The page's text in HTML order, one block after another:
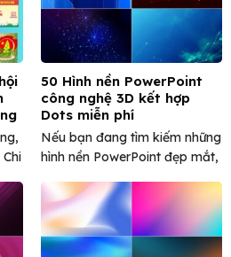
50 Hình nền PowerPoint
công nghệ 3D kết hợp
Dots miễn phí
Nếu bạn đang tìm kiếm những
hình nền PowerPoint đẹp mắt,